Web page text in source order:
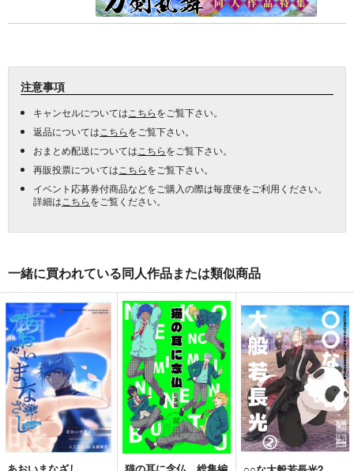
注意事項
キャンセルについては こちらをご覧下さい。
返品については こちらをご覧下さい。
おまとめ配送については こちらをご覧下さい。
再販投票については こちらをご覧下さい。
イベント応募券付商品などをご購入の際は毎度便をご利用ください。
詳細は こちらをご覧ください。
一緒に買われている同人作品または類似商品